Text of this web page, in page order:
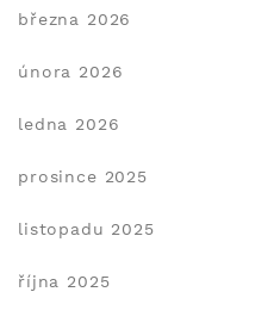
března 2026
února 2026
ledna 2026
prosince 2025
listopadu 2025
října 2025